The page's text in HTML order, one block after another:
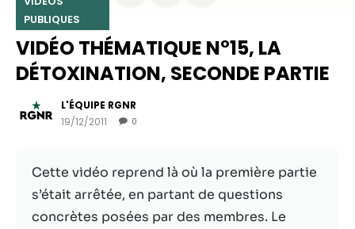
PUBLIQUES
VIDÉO THÉMATIQUE N°15, LA
DÉTOXINATION, SECONDE PARTIE
L'ÉQUIPE RGNR
19/12/2011
0
Cette vidéo reprend là où la première partie
s’était arrêtée, en partant de questions
concrètes posées par des membres. Le